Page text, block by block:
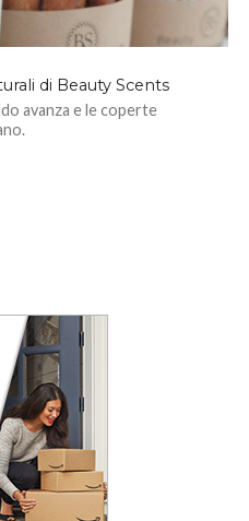
di Beauty Scents
avanza e le coperte